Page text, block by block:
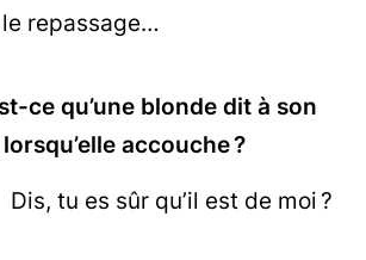
repassage…
ce qu’une blonde dit à son
accouche ?
Dis, tu es sûr qu’il est de moi ?